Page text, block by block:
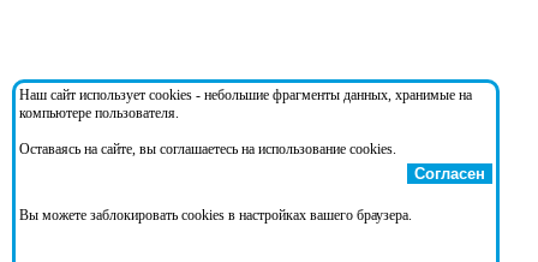
Наш сайт использует cookies - небольшие фрагменты данных, хранимые на
компьютере пользователя.
Оставаясь на сайте, вы соглашаетесь на использование cookies.
Согласен
Вы можете заблокировать cookies в настройках вашего браузера.